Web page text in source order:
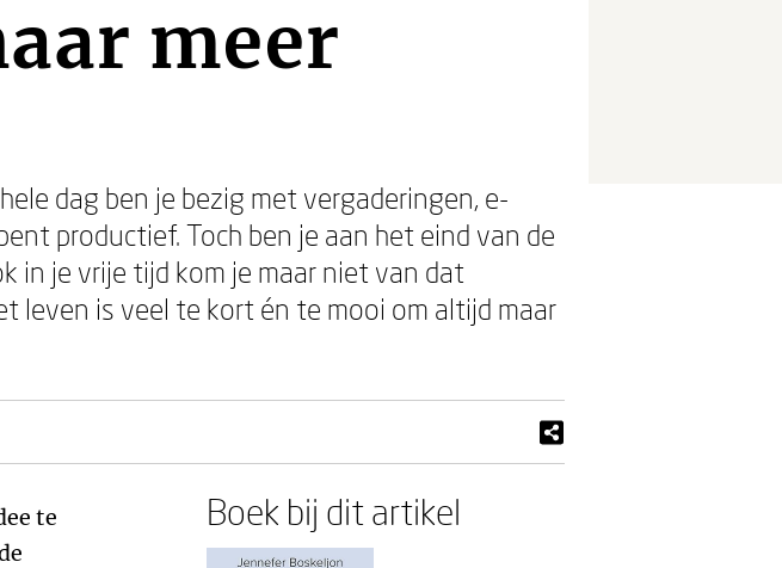
meer
dag ben je bezig met vergaderingen, e-
productief. Toch ben je aan het eind van de
in je vrije tijd kom je maar niet van dat
leven is veel te kort én te mooi om altijd maar
te
Boek bij dit artikel